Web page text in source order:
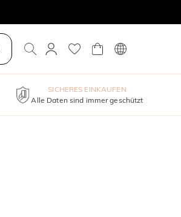
SICHERES EINKAUFEN
Alle Daten sind immer geschützt